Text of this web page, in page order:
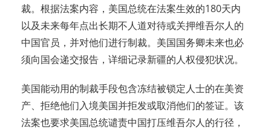
裁。根据法案内容，美国总统在法案生效的180天内
以及未来每年点出长期不人道对待或关押维吾尔人的
中国官员，并对他们进行制裁。美国国务卿未来也必
须向国会递交报告，详细记录新疆的人权侵犯状况。
美国能动用的制裁手段包含冻结被锁定人士的在美资
产、拒绝他们入境美国并拒发或取消他们的签证。该
法案也要求美国总统谴责中国打压维吾尔人的行径，